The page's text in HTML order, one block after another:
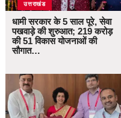
उत्तराखंड
धामी सरकार के 5 साल पूरे, सेवा
पखवाड़े की शुरुआत; 219 करोड़
की 51 विकास योजनाओं की
सौगात…